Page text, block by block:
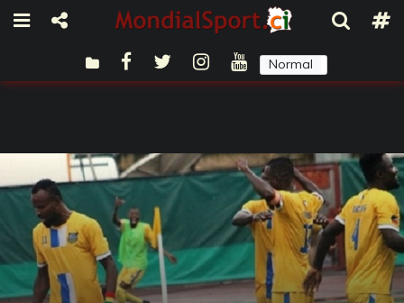
Normal